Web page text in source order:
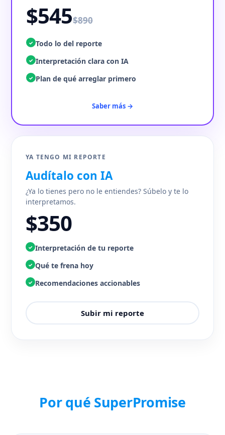
$545$890
✓ Todo lo del reporte
✓ Interpretación clara con IA
✓ Plan de qué arreglar primero
Saber más →
YA TENGO MI REPORTE
Audítalo con IA
¿Ya lo tienes pero no le entiendes? Súbelo y te lo
interpretamos.
$350
✓ Interpretación de tu reporte
✓ Qué te frena hoy
✓ Recomendaciones accionables
Subir mi reporte
Por qué SuperPromise